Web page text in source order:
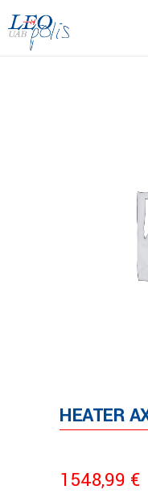
HEATER
1548,99 €